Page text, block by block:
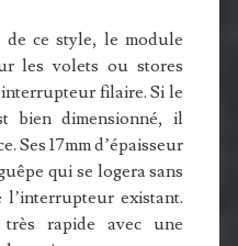
ce style, le module
les volets ou stores
filaire. Si le
bien dimensionné, il
Ses 17mm d’épaisseur
qui se logera sans
existant.
très rapide avec une